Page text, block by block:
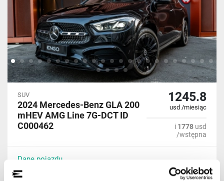
SUV
2024 Mercedes-Benz GLA 200
mHEV AMG Line 7G-DCT ID
C000462
1245.8
usd /miesiąc
i 1778 usd
/wstępna
Dane pojazdu